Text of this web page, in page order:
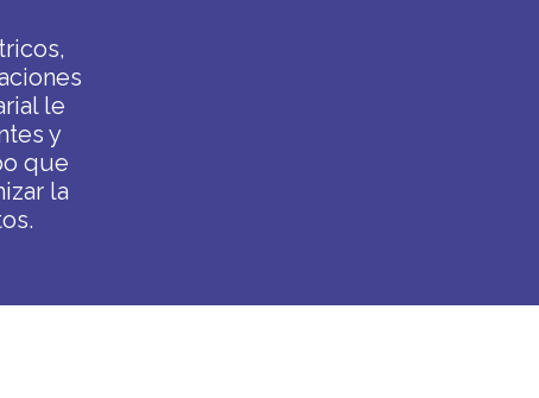
le
y
que
la